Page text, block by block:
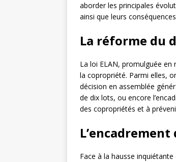
aborder les principales
ainsi que leurs
La réforme du
La loi ELAN, promulguée
la copropriété. Parmi elles,
décision en assemblée
de dix lots, ou encore
des copropriétés et à
L’encadrement
Face à la hausse